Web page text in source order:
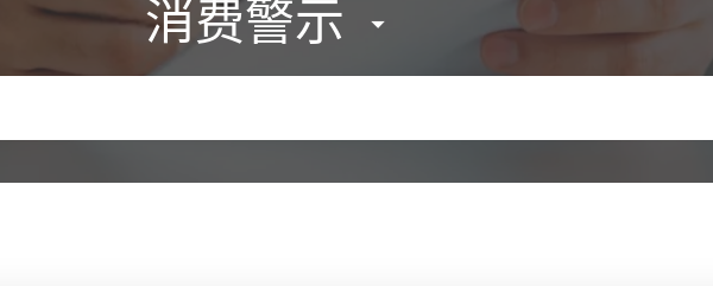
消费警示